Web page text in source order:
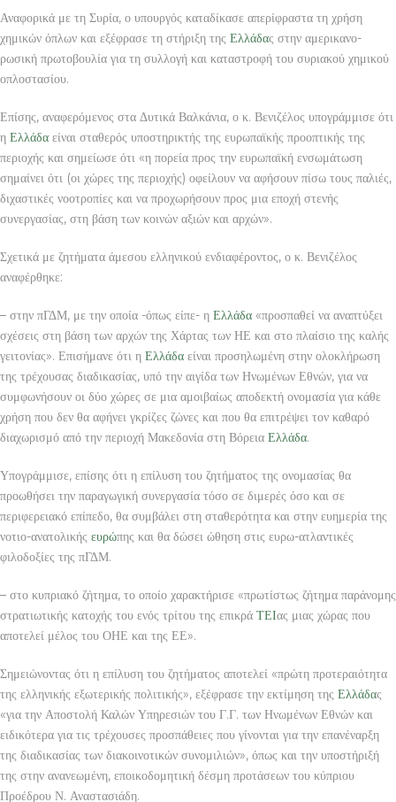
Αναφορικά με τη Συρία, ο υπουργός καταδίκασε απερίφραστα τη χρήση
χημικών όπλων και εξέφρασε τη στήριξη της Ελλάδας στην αμερικανο-
ρωσική πρωτοβουλία για τη συλλογή και καταστροφή του συριακού χημικού
οπλοστασίου.
Επίσης, αναφερόμενος στα Δυτικά Βαλκάνια, ο κ. Βενιζέλος υπογράμμισε ότι
η Ελλάδα είναι σταθερός υποστηρικτής της ευρωπαϊκής προοπτικής της
περιοχής και σημείωσε ότι «η πορεία προς την ευρωπαϊκή ενσωμάτωση
σημαίνει ότι (οι χώρες της περιοχής) οφείλουν να αφήσουν πίσω τους παλιές,
διχαστικές νοοτροπίες και να προχωρήσουν προς μια εποχή στενής
συνεργασίας, στη βάση των κοινών αξιών και αρχών».
Σχετικά με ζητήματα άμεσου ελληνικού ενδιαφέροντος, ο κ. Βενιζέλος
αναφέρθηκε:
– στην πΓΔΜ, με την οποία -όπως είπε- η Ελλάδα «προσπαθεί να αναπτύξει
σχέσεις στη βάση των αρχών της Χάρτας των ΗΕ και στο πλαίσιο της καλής
γειτονίας». Επισήμανε ότι η Ελλάδα είναι προσηλωμένη στην ολοκλήρωση
της τρέχουσας διαδικασίας, υπό την αιγίδα των Ηνωμένων Εθνών, για να
συμφωνήσουν οι δύο χώρες σε μια αμοιβαίως αποδεκτή ονομασία για κάθε
χρήση που δεν θα αφήνει γκρίζες ζώνες και που θα επιτρέψει τον καθαρό
διαχωρισμό από την περιοχή Μακεδονία στη Βόρεια Ελλάδα.
Υπογράμμισε, επίσης ότι η επίλυση του ζητήματος της ονομασίας θα
προωθήσει την παραγωγική συνεργασία τόσο σε διμερές όσο και σε
περιφερειακό επίπεδο, θα συμβάλει στη σταθερότητα και στην ευημερία της
νοτιο-ανατολικής ευρώπης και θα δώσει ώθηση στις ευρω-ατλαντικές
φιλοδοξίες της πΓΔΜ.
– στο κυπριακό ζήτημα, το οποίο χαρακτήρισε «πρωτίστως ζήτημα παράνομης
στρατιωτικής κατοχής του ενός τρίτου της επικρά ΤΕΙας μιας χώρας που
αποτελεί μέλος του ΟΗΕ και της ΕΕ».
Σημειώνοντας ότι η επίλυση του ζητήματος αποτελεί «πρώτη προτεραιότητα
της ελληνικής εξωτερικής πολιτικής», εξέφρασε την εκτίμηση της Ελλάδας
«για την Αποστολή Καλών Υπηρεσιών του Γ.Γ. των Ηνωμένων Εθνών και
ειδικότερα για τις τρέχουσες προσπάθειες που γίνονται για την επανέναρξη
της διαδικασίας των διακοινοτικών συνομιλιών», όπως και την υποστήριξή
της στην ανανεωμένη, εποικοδομητική δέσμη προτάσεων του κύπριου
Προέδρου Ν. Αναστασιάδη.